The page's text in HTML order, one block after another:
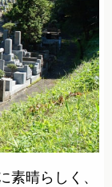
素晴らしく、